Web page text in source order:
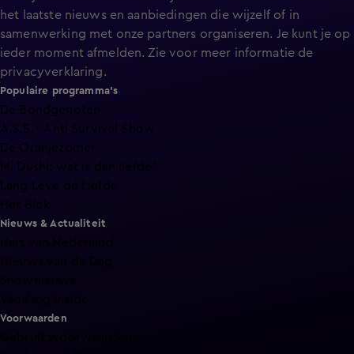
het laatste nieuws en aanbiedingen die wijzelf of in
samenwerking met onze partners organiseren. Je kunt je op
ieder moment afmelden. Zie voor meer informatie de
privacyverklaring.
Populaire programma's
De Bondgenoten
A.S.S. - Anti Survival Show
De Oranjezomer
Mi Dushi: wat is dan liefde?
Lang Leve de Liefde
Het Blok
Nieuws & Actualiteit
Voorwaarden